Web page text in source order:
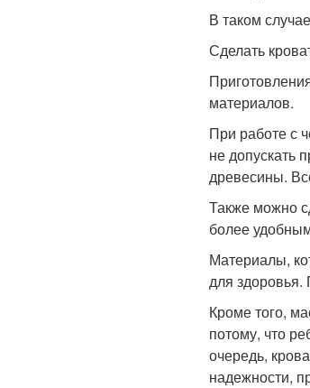
В таком
Сделать
материалов.
При работе с
не допускать
древесины.
Также можно
более
Материалы,
для
Кроме того,
потому, что
очередь,
надежности,